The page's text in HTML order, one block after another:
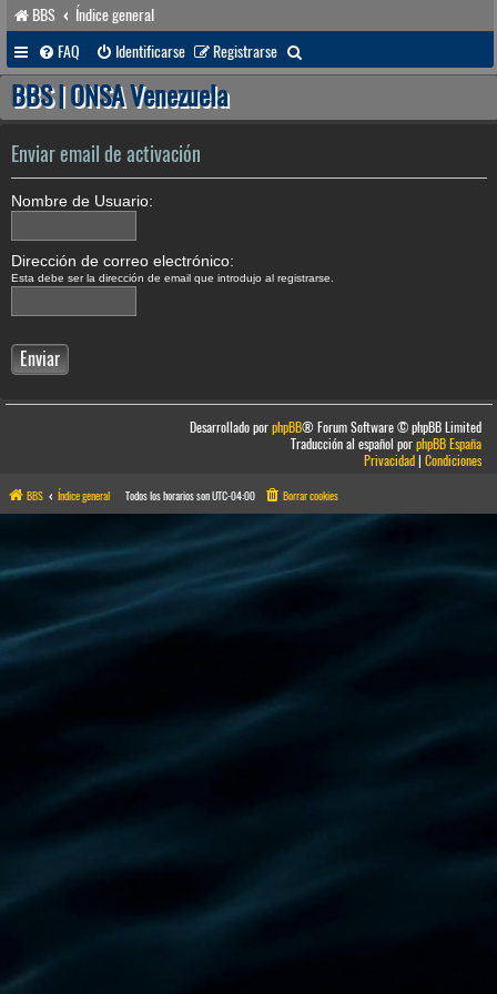
BBS
Índice general
FAQ
Identificarse Registrarse
u
a
BBS | ONSA Venezuela
Enviar email de activación
Nombre de Usuario:
Dirección de correo electrónico:
Esta debe ser la dirección de email que introdujo al registrarse.
Desarrollado porphpBB® Forum Software © phpBB Limited
Traducción al español porphpBB España
Privacidad|Condiciones
BBS Índice general Todos los horarios sonUTC-04:00 Borrar cookies